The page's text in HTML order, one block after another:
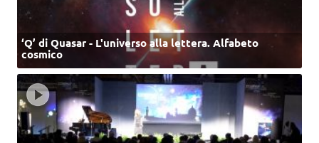
‘Q’ di Quasar - L'universo alla lettera. Alfabeto
cosmico